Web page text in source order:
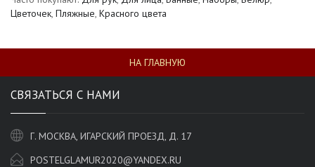
Цветочек, Пляжные, Красного цвета
НА ГЛАВНУЮ
СВЯЗАТЬСЯ С НАМИ
Г. МОСКВА, ИГАРСКИЙ ПРОЕЗД, Д. 17
POSTELGLAMUR2020@YANDEX.RU